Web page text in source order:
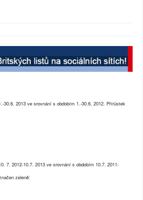
30.6. 2013 ve srovnání s obdobím 1.-30.6. 2012. Přírůstek
7. 2012-10.7. 2013 ve srovnání s obdobím 10.7. 2011-
zeleně: